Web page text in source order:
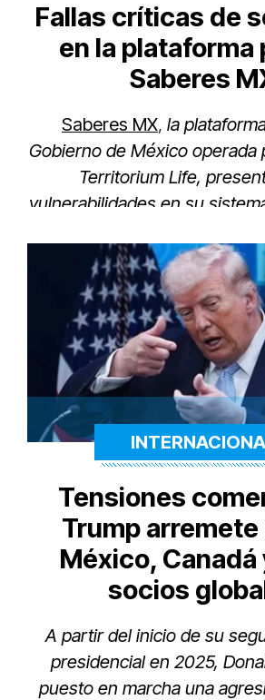
Fallas críticas de
en la plataforma
Saberes
Saberes MX, la
Gobierno de México operada
Territorium Life,
vulnerabilidades en su
los contenidos.
Tensiones
Trump
México, Canadá
socios
A partir del inicio de su
presidencial en 2025,
puesto en marcha una